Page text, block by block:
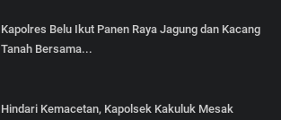
Kapolres Belu Ikut Panen Raya Jagung dan Kacang
Tanah Bersama...
Hindari Kemacetan, Kapolsek Kakuluk Mesak